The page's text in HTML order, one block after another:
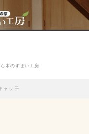
木のすまい工房
ャッ千